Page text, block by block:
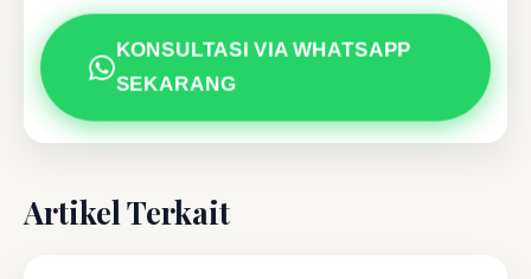
KONSULTASI VIA WHATSAPP
SEKARANG
Artikel Terkait